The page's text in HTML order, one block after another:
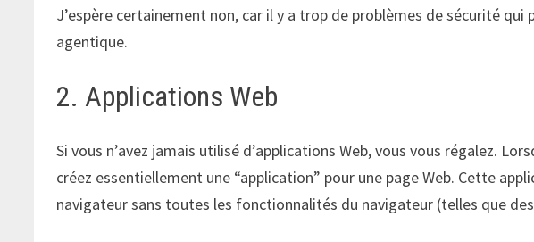
J’espère certainement non, car il y a trop de problèmes de sécurité
agentique.
2. Applications Web
Si vous n’avez jamais utilisé d’applications Web, vous vous régalez.
créez essentiellement une “application” pour une page Web. Cette
navigateur sans toutes les fonctionnalités du navigateur (telles que